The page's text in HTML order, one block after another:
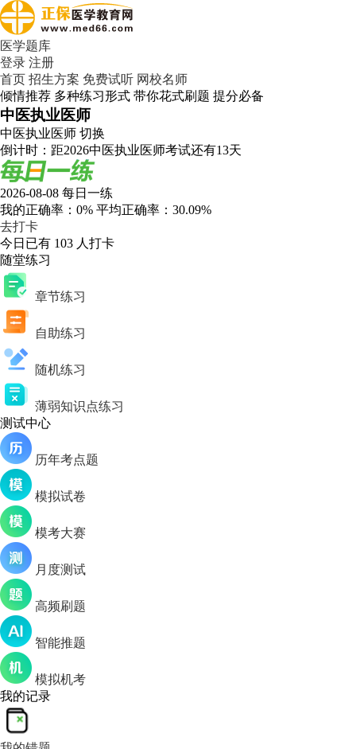
医学题库
登录 注册
首页 招生方案 免费试听 网校名师
倾情推荐 多种练习形式 带你花式刷题 提分必备
中医执业医师
中医执业医师 切换
倒计时：距2026中医执业医师考试还有13天
2026-08-08 每日一练
我的正确率： 0% 平均正确率： 30.09%
去打卡
今日已有 103 人打卡
随堂练习
章节练习
自助练习
随机练习
薄弱知识点练习
测试中心
历年考点题
模拟试卷
模考大赛
月度测试
高频刷题
智能推题
模拟机考
我的记录